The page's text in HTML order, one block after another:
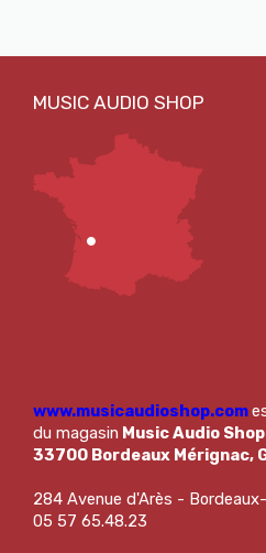
www.musicaudioshop.com
du magasin Music Audio
33700 Bordeaux Mérignac,
284 Avenue d'Arès -
05 57 65.48.23